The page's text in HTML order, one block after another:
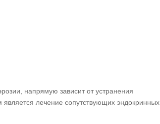
напрямую зависит от устранения
лечение сопутствующих эндокринных